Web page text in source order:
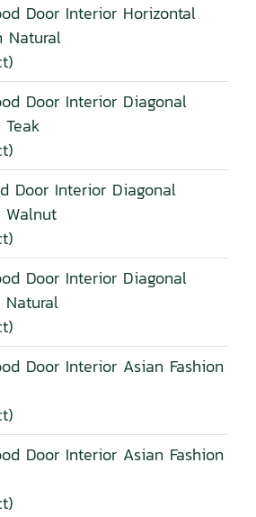
Door Interior Horizontal
Natural
Door Interior Diagonal
Door Interior Diagonal
Walnut
Door Interior Diagonal
Natural
Door Interior Asian Fashion
Door Interior Asian Fashion